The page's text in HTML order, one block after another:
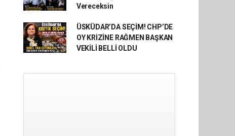
Vereceksin
ÜSKÜDAR’DA SEÇİM! CHP’DE
OY KRİZİNE RAĞMEN BAŞKAN
VEKİLİ BELLİ OLDU